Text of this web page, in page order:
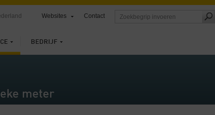
BEDRIJF
Websites Contact
meter